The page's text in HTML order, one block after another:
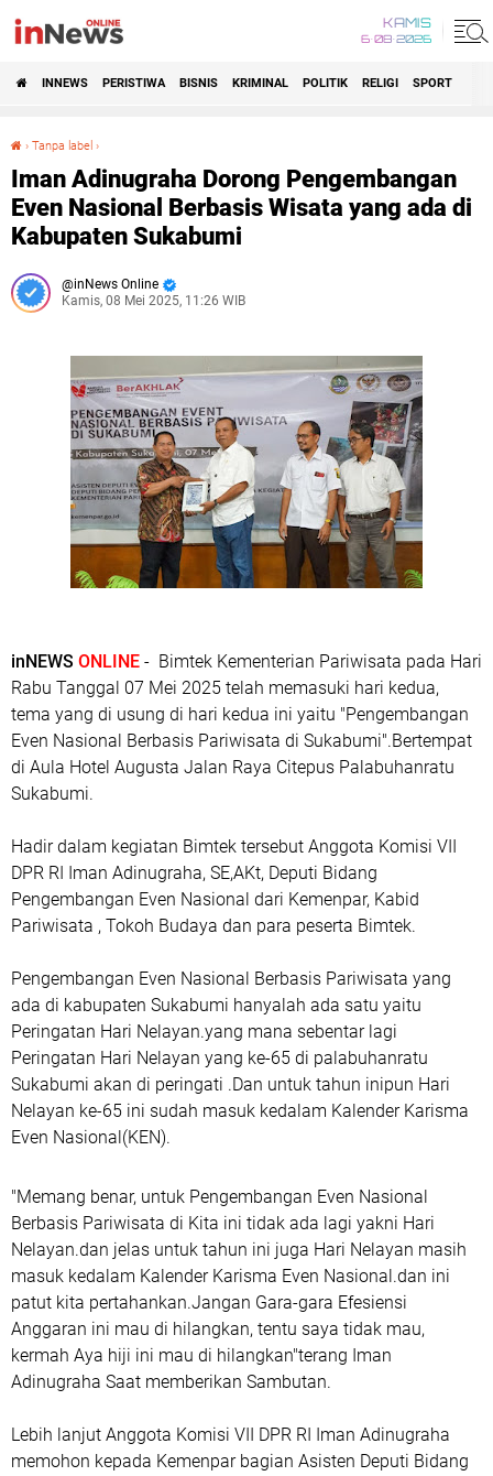
KAMIS
6•08•2026
INNEWS PERISTIWA BISNIS KRIMINAL POLITIK RELIGI SPORT
› Tanpa label ›
Iman Adinugraha Dorong Pengembangan
Even Nasional Berbasis Wisata yang ada di
Kabupaten Sukabumi
inNews Online
Kamis, 08 Mei 2025, 11:26 WIB
inNEWS ONLINE - Bimtek Kementerian Pariwisata pada Hari
Rabu Tanggal 07 Mei 2025 telah memasuki hari kedua,
tema yang di usung di hari kedua ini yaitu "Pengembangan
Even Nasional Berbasis Pariwisata di Sukabumi".Bertempat
di Aula Hotel Augusta Jalan Raya Citepus Palabuhanratu
Sukabumi.
Hadir dalam kegiatan Bimtek tersebut Anggota Komisi VII
DPR RI Iman Adinugraha, SE,AKt, Deputi Bidang
Pengembangan Even Nasional dari Kemenpar, Kabid
Pariwisata , Tokoh Budaya dan para peserta Bimtek.
Pengembangan Even Nasional Berbasis Pariwisata yang
ada di kabupaten Sukabumi hanyalah ada satu yaitu
Peringatan Hari Nelayan.yang mana sebentar lagi
Peringatan Hari Nelayan yang ke-65 di palabuhanratu
Sukabumi akan di peringati .Dan untuk tahun inipun Hari
Nelayan ke-65 ini sudah masuk kedalam Kalender Karisma
Even Nasional(KEN).
"Memang benar, untuk Pengembangan Even Nasional
Berbasis Pariwisata di Kita ini tidak ada lagi yakni Hari
Nelayan.dan jelas untuk tahun ini juga Hari Nelayan masih
masuk kedalam Kalender Karisma Even Nasional.dan ini
patut kita pertahankan.Jangan Gara-gara Efesiensi
Anggaran ini mau di hilangkan, tentu saya tidak mau,
kermah Aya hiji ini mau di hilangkan"terang Iman
Adinugraha Saat memberikan Sambutan.
Lebih lanjut Anggota Komisi VII DPR RI Iman Adinugraha
memohon kepada Kemenpar bagian Asisten Deputi Bidang